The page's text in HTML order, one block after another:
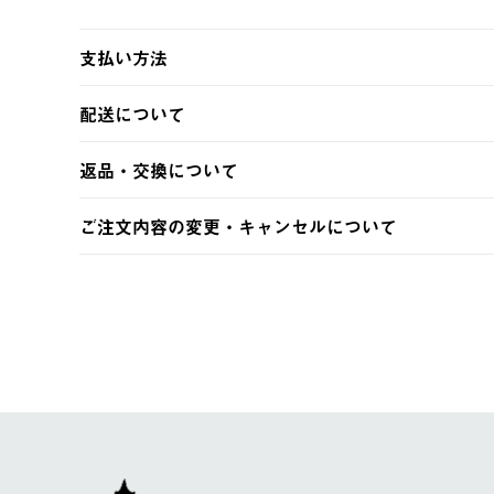
支払い方法
・クレジットカード決済
・Pay-easy決済
配送について
ご注文・ご入金完了より2営業日以内に商品を発送いたしま
※予約販売・長期連休期間中のご注文は除く（別途スケジ
返品・交換について
ご注文内容の変更・キャンセルについて